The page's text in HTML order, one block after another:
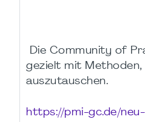
Die Community of
gezielt mit Methoden,
auszutauschen.
https://pmi-gc.de/